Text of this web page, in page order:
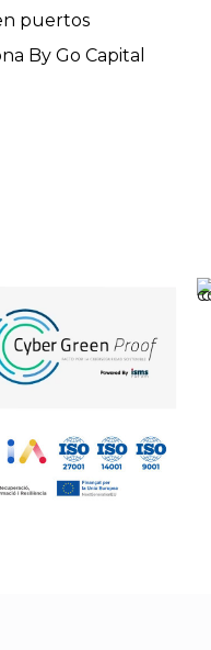
puertos
By Go Capital